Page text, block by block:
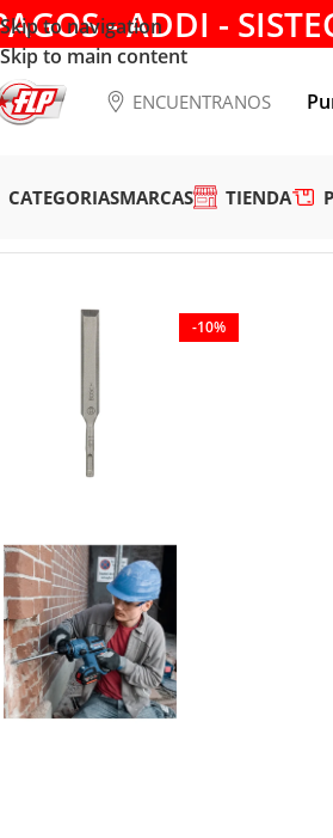
Skip to navigation
Skip to main content
- ADDI -
ENCUENTRANOS
CATEGORIASMARCAS TIENDA
-10%